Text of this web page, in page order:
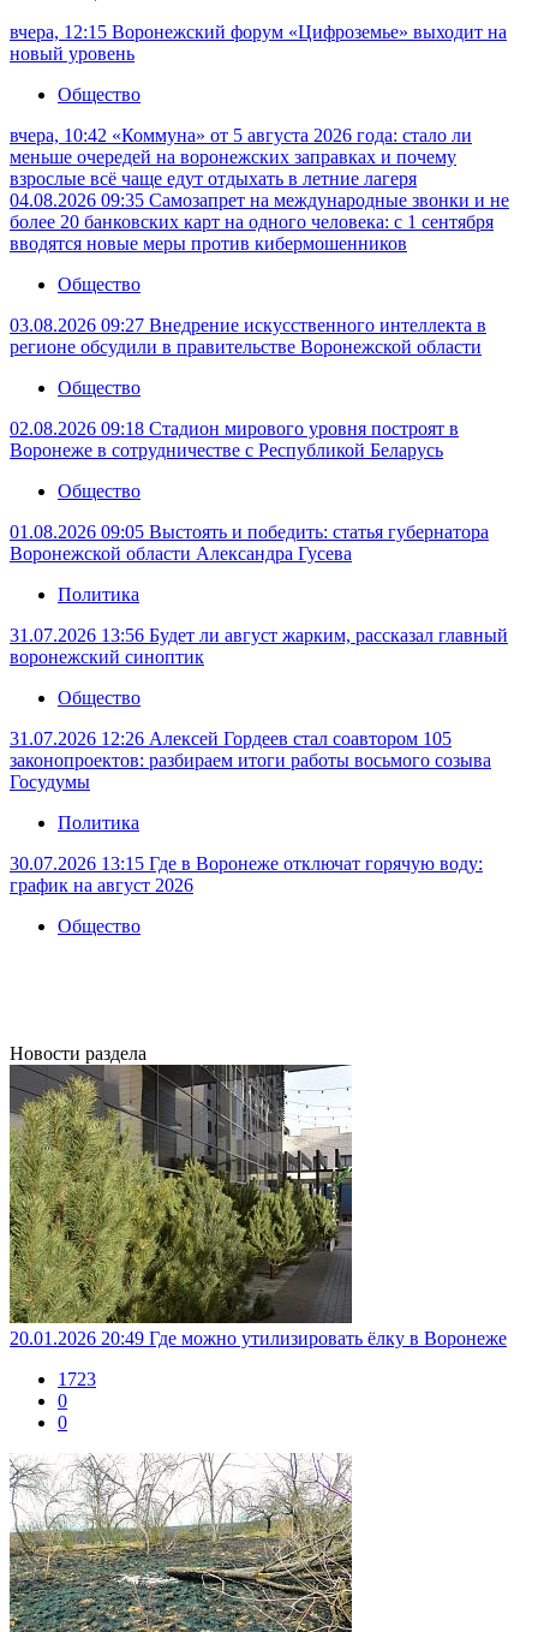
вчера, 12:15 Воронежский форум «Цифроземье» выходит на
новый уровень
Общество
вчера, 10:42 «Коммуна» от 5 августа 2026 года: стало ли
меньше очередей на воронежских заправках и почему
взрослые всё чаще едут отдыхать в летние лагеря
04.08.2026 09:35 Самозапрет на международные звонки и не
более 20 банковских карт на одного человека: с 1 сентября
вводятся новые меры против кибермошенников
Общество
03.08.2026 09:27 Внедрение искусственного интеллекта в
регионе обсудили в правительстве Воронежской области
Общество
02.08.2026 09:18 Стадион мирового уровня построят в
Воронеже в сотрудничестве с Республикой Беларусь
Общество
01.08.2026 09:05 Выстоять и победить: статья губернатора
Воронежской области Александра Гусева
Политика
31.07.2026 13:56 Будет ли август жарким, рассказал главный
воронежский синоптик
Общество
31.07.2026 12:26 Алексей Гордеев стал соавтором 105
законопроектов: разбираем итоги работы восьмого созыва
Госудумы
Политика
30.07.2026 13:15 Где в Воронеже отключат горячую воду:
график на август 2026
Общество
Новости раздела
20.01.2026 20:49 Где можно утилизировать ёлку в Воронеже
1723
0
0